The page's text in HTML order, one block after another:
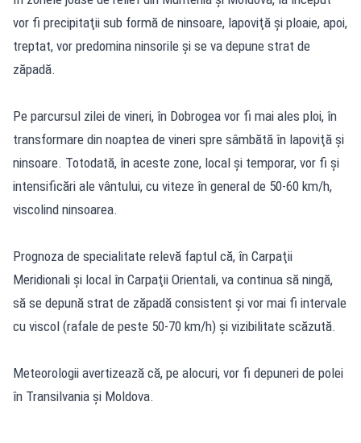
vor fi precipitaţii sub formă de ninsoare, lapoviţă şi ploaie, apoi,
treptat, vor predomina ninsorile şi se va depune strat de
zăpadă.
Pe parcursul zilei de vineri, în Dobrogea vor fi mai ales ploi, în
transformare din noaptea de vineri spre sâmbătă în lapoviţă şi
ninsoare. Totodată, în aceste zone, local şi temporar, vor fi şi
intensificări ale vântului, cu viteze în general de 50-60 km/h,
viscolind ninsoarea.
Prognoza de specialitate relevă faptul că, în Carpaţii
Meridionali şi local în Carpaţii Orientali, va continua să ningă,
să se depună strat de zăpadă consistent şi vor mai fi intervale
cu viscol (rafale de peste 50-70 km/h) şi vizibilitate scăzută.
Meteorologii avertizează că, pe alocuri, vor fi depuneri de polei
în Transilvania şi Moldova.